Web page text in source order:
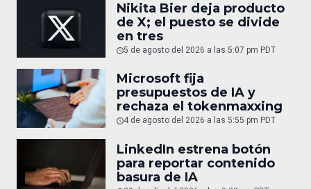
Nikita Bier deja producto
de X; el puesto se divide
en tres
5 de agosto del 2026 a las 5:07 pm PDT
Microsoft fija
presupuestos de IA y
rechaza el tokenmaxxing
4 de agosto del 2026 a las 5:55 pm PDT
LinkedIn estrena botón
para reportar contenido
basura de IA